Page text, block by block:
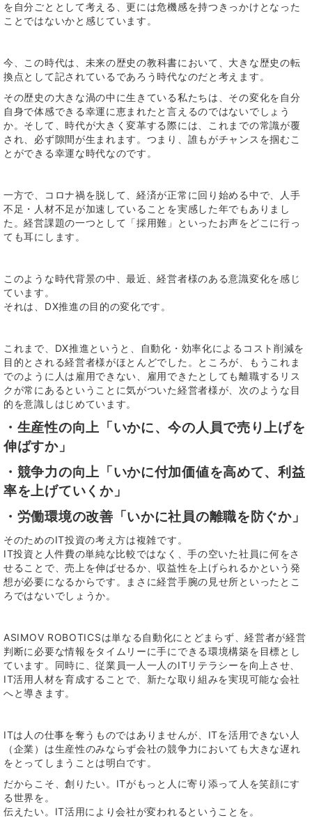
を自分ごととして考える、更には危機感を持つきっかけとなった
ことではないかと感じています。
今、この時代は
、未来の歴史の教科書において、大きな歴史の転
換点として記されているであろう時代なのだと考えます。
その歴史の大きな渦の中に生きている私たちは、その変化を自分
自身で体感できる幸運に恵まれたと言えるのではないでしょう
か。そして、時代が大きく変革する際には、これまでの常識が覆
され、必ず隙間が生まれます。つまり、誰もがチャンスを掴むこ
とができる幸運な時代なのです。
一方で、コロナ禍を脱して、経済が正常に回り始める中で、人手
不足・人材不足が加速していることを実感した年でもありまし
た。経営課題の一つとして「採用難」といったお声をどこに行っ
ても耳にします。
このような時代背景の中、最近、経営者様のある意識変化を感じ
ています。
それは、DX推進の目的の変化です。
これまで、DX推進というと、自動化・効率化によるコスト削減を
目的とされる経営者様がほとんどでした。ところが、もうこれま
でのように人は雇用できない、雇用できたとしても離職するリス
クが常にあるということに気がついた経営者様が、次のような目
的を意識しはじめています。
・生産性の向上「いかに、今の人員で売り上げを
伸ばすか」
・競争力の向上「いかに付加価値を高めて、利益
率を上げていくか」
・労働環境の改善「いかに社員の離職を防ぐか」
そのためのIT投資の考え方は複雑です。
IT投資と人件費の単純な比較ではなく、手の空いた社員に何をさ
せることで、売上を伸ばせるか、収益性を上げられるかという発
想が必要になるからです。まさに経営手腕の見せ所といったとこ
ろではないでしょうか。
ASIMOV ROBOTICSは単なる自動化にとどまらず、経営者が経営
判断に必要な情報をタイムリーに手にできる環境構築を目標とし
ています。同時に、従業員一人一人のITリテラシーを向上させ、
IT活用人材を育成することで、新たな取り組みを実現可能な会社
へと導きます。
ITは人の仕事を奪うものではありませんが、 ITを活用できない人
（企業）は生産性のみならず会社の競争力においても大きな遅れ
をとってしまうことは明白です。
だからこそ、創りたい。ITがもっと人に寄り添って人を笑顔にす
る世界を。
伝えたい。IT活用により会社が変われるということを。